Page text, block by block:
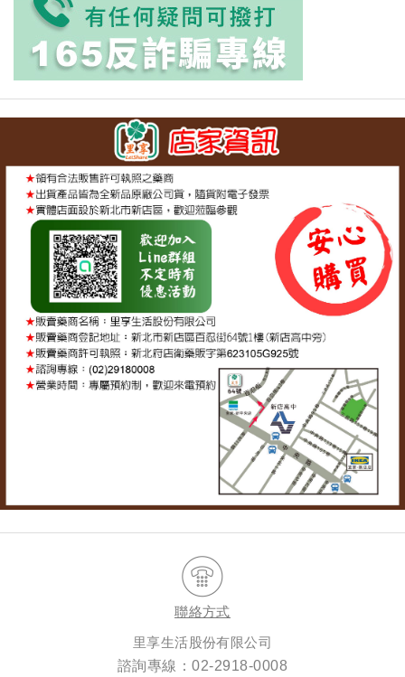
聯絡方式
里享生活股份有限公司
諮詢專線：02-2918-0008